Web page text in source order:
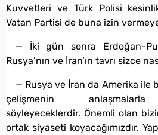
Kuvvetleri ve Türk Polisi
Vatan Partisi de buna izin
— İki gün sonra Erdoğan-
Rusya’nın ve İran’ın tavrı sizce
— Rusya ve İran da Amerika ile
çelişmenin anlaşmalarla
söyleyeceklerdir. Önemli olan
ortak siyaseti koyacağımızdır.